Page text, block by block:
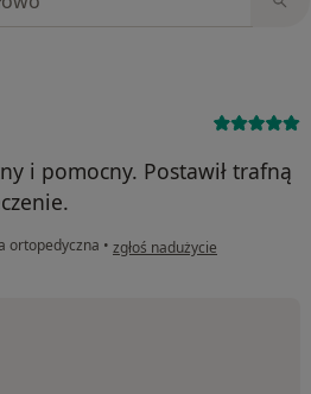
i pomocny. Postawił trafną
ortopedyczna • w opinii użytkownika Patrycja W
zgłoś nadużycie